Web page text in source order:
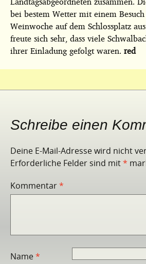
bei bestem Wetter mit einem
Weinwoche auf dem Schlossplatz
freute sich sehr, dass viele
ihrer Einladung gefolgt waren. red
Schreibe einen
Deine E-Mail-Adresse wird nicht
Erforderliche Felder sind mit*
Kommentar*
Name*